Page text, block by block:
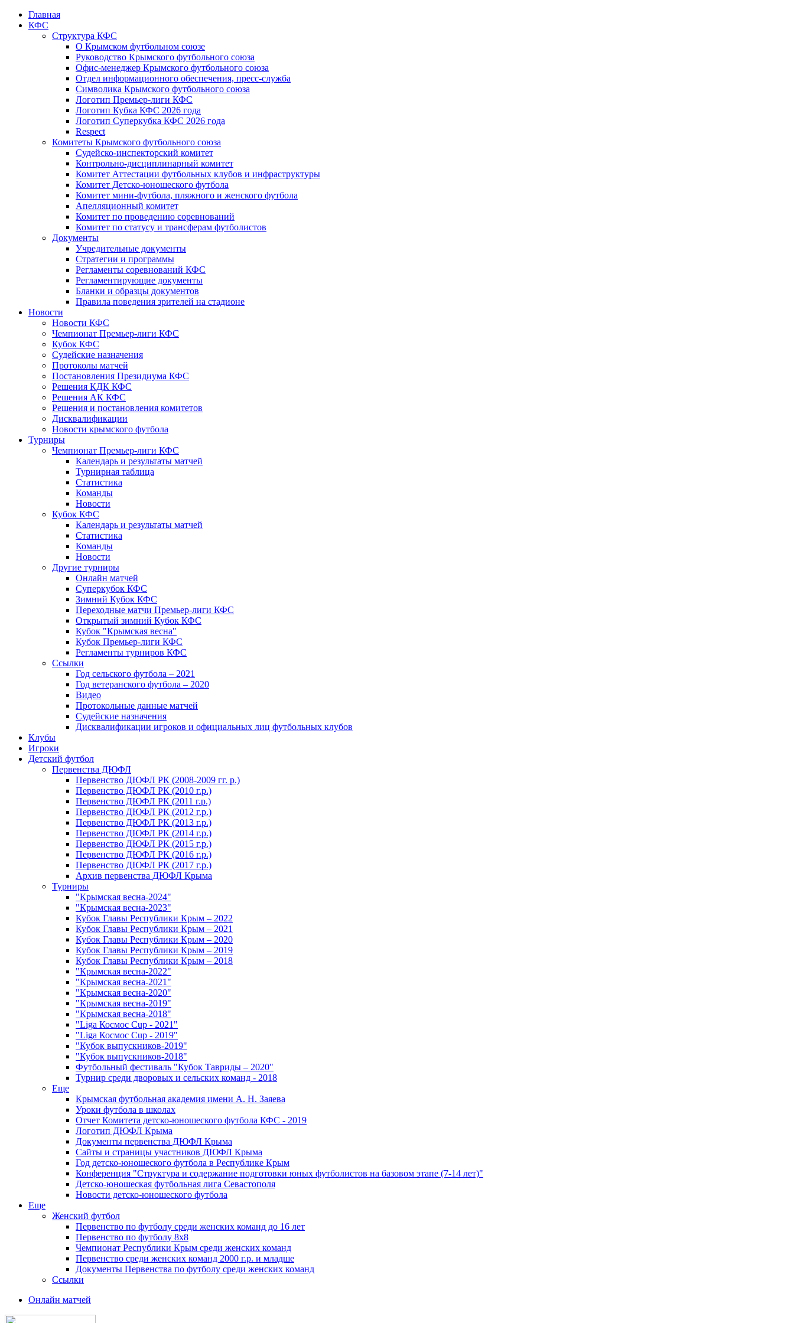
Главная
КФС
Структура КФС
О Крымском футбольном союзе
Руководство Крымского футбольного союза
Офис-менеджер Крымского футбольного союза
Отдел информационного обеспечения, пресс-служба
Символика Крымского футбольного союза
Логотип Премьер-лиги КФС
Логотип Кубка КФС 2026 года
Логотип Суперкубка КФС 2026 года
Respect
Комитеты Крымского футбольного союза
Судейско-инспекторский комитет
Контрольно-дисциплинарный комитет
Комитет Аттестации футбольных клубов и инфраструктуры
Комитет Детско-юношеского футбола
Комитет мини-футбола, пляжного и женского футбола
Апелляционный комитет
Комитет по проведению соревнований
Комитет по статусу и трансферам футболистов
Документы
Учредительные документы
Стратегии и программы
Регламенты соревнований КФС
Регламентирующие документы
Бланки и образцы документов
Правила поведения зрителей на стадионе
Новости
Новости КФС
Чемпионат Премьер-лиги КФС
Кубок КФС
Судейские назначения
Протоколы матчей
Постановления Президиума КФС
Решения КДК КФС
Решения АК КФС
Решения и постановления комитетов
Дисквалификации
Новости крымского футбола
Турниры
Чемпионат Премьер-лиги КФС
Календарь и результаты матчей
Турнирная таблица
Статистика
Команды
Новости
Кубок КФС
Календарь и результаты матчей
Статистика
Команды
Новости
Другие турниры
Онлайн матчей
Суперкубок КФС
Зимний Кубок КФС
Переходные матчи Премьер-лиги КФС
Открытый зимний Кубок КФС
Кубок "Крымская весна"
Кубок Премьер-лиги КФС
Регламенты турниров КФС
Ссылки
Год сельского футбола – 2021
Год ветеранского футбола – 2020
Видео
Протокольные данные матчей
Судейские назначения
Дисквалификации игроков и официальных лиц футбольных клубов
Клубы
Игроки
Детский футбол
Первенства ДЮФЛ
Первенство ДЮФЛ РК (2008-2009 гг. р.)
Первенство ДЮФЛ РК (2010 г.р.)
Первенство ДЮФЛ РК (2011 г.р.)
Первенство ДЮФЛ РК (2012 г.р.)
Первенство ДЮФЛ РК (2013 г.р.)
Первенство ДЮФЛ РК (2014 г.р.)
Первенство ДЮФЛ РК (2015 г.р.)
Первенство ДЮФЛ РК (2016 г.р.)
Первенство ДЮФЛ РК (2017 г.р.)
Архив первенства ДЮФЛ Крыма
Турниры
"Крымская весна-2024"
"Крымская весна-2023"
Кубок Главы Республики Крым – 2022
Кубок Главы Республики Крым – 2021
Кубок Главы Республики Крым – 2020
Кубок Главы Республики Крым – 2019
Кубок Главы Республики Крым – 2018
"Крымская весна-2022"
"Крымская весна-2021"
"Крымская весна-2020"
"Крымская весна-2019"
"Крымская весна-2018"
"Liga Космос Cup - 2021"
"Liga Космос Cup - 2019"
"Кубок выпускников-2019"
"Кубок выпускников-2018"
Футбольный фестиваль "Кубок Тавриды – 2020"
Турнир среди дворовых и сельских команд - 2018
Еще
Крымская футбольная академия имени А. Н. Заяева
Уроки футбола в школах
Отчет Комитета детско-юношеского футбола КФС - 2019
Логотип ДЮФЛ Крыма
Документы первенства ДЮФЛ Крыма
Сайты и страницы участников ДЮФЛ Крыма
Год детско-юношеского футбола в Республике Крым
Конференция "Структура и содержание подготовки юных футболистов на базовом этапе (7-14 лет)"
Детско-юношеская футбольная лига Севастополя
Новости детско-юношеского футбола
Еще
Женский футбол
Первенство по футболу среди женских команд до 16 лет
Первенство по футболу 8х8
Чемпионат Республики Крым среди женских команд
Первенство среди женских команд 2000 г.р. и младше
Документы Первенства по футболу среди женских команд
Ссылки
Онлайн матчей